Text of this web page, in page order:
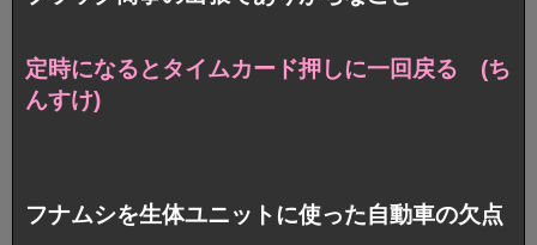
定時になるとタイムカード押しに一回戻る (ち
んすけ)
フナムシを生体ユニットに使った自動車の欠点